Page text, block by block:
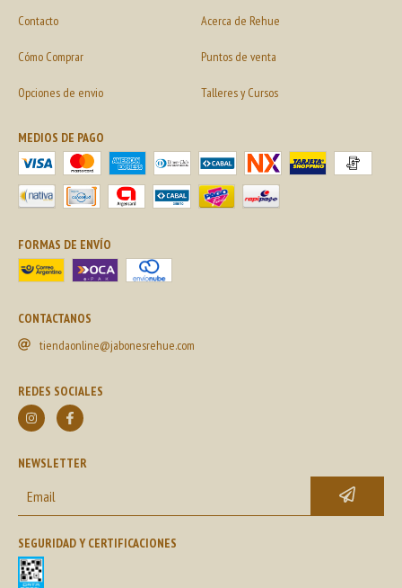
Contacto Acerca de Rehue
Cómo Comprar Puntos de venta
Opciones de envio Talleres y Cursos
MEDIOS DE PAGO
FORMAS DE ENVÍO
CONTACTANOS
tiendaonline@jabonesrehue.com
REDES SOCIALES
NEWSLETTER
SEGURIDAD Y CERTIFICACIONES